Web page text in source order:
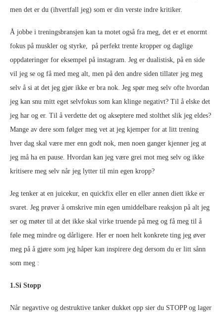
men det er du (ihvertfall jeg) som er din verste indre kritiker.
Å jobbe i treningsbransjen kan ta motet også fra meg, det er et enormt
fokus på muskler og styrke, på perfekt trente kropper og daglige
oppdateringer for eksempel på instagram. Jeg er dualistisk, på en side
vil jeg se og få med meg alt, men på den andre siden tillater jeg meg
selv å si at det jeg gjør ikke er bra nok. Jeg spør meg selv ofte hvordan
jeg kan snu mitt eget selvfokus som kan klinge negativt? Til å elske det
jeg har og er. Til å verdette det og akseptere med stolthet slik jeg eldes?
Mange av dere som følger meg vet at jeg kjemper for at litt trening
hver dag skal være mer enn godt nok, men noen ganger kjenner jeg at
jeg må ha en pause. Hvordan kan jeg være grei mot meg selv og ikke
kritisere meg selv når jeg lytter til min egen kropp?
Jeg tenker at en juicekur, en quickfix eller en eller annen diett ikke er
svaret. Jeg prøver å omskrive min egen umiddelbare reaksjon på alt jeg
ser og møter til at det ikke skal virke truende på meg og få meg til å
føle meg mindre og dårligere. Her er noen helt konkrete ting jeg øver
meg på å gjøre som jeg håper kan inspirere deg dersom du er litt sånn
som meg :
1.Si Stopp
Når negavtive og destruktive tanker dukket opp sier du STOPP og lager